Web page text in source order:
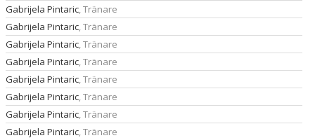
Gabrijela Pintaric, Tränare
Gabrijela Pintaric, Tränare
Gabrijela Pintaric, Tränare
Gabrijela Pintaric, Tränare
Gabrijela Pintaric, Tränare
Gabrijela Pintaric, Tränare
Gabrijela Pintaric, Tränare
Gabrijela Pintaric, Tränare